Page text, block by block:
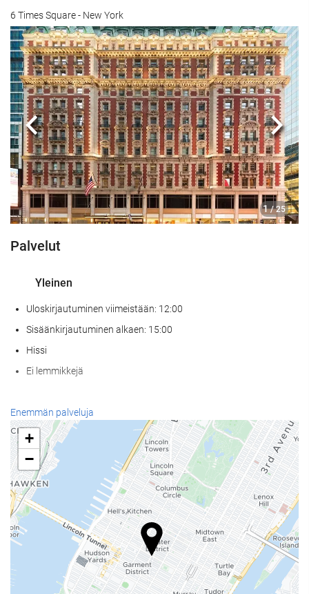
6 Times Square - New York
1 / 25
Edellinen
Palvelut
Yleinen
Uloskirjautuminen viimeistään: 12:00
Sisäänkirjautuminen alkaen: 15:00
Hissi
Ei lemmikkejä
Ruoka & juoma
À la carte -ravintola
Baari
Paikan päällä sijaitseva kahvila
Vastaanottopalvelut
24h-vastaanotto
Matkatavarasäilytys
Enemmän palveluja
+
−